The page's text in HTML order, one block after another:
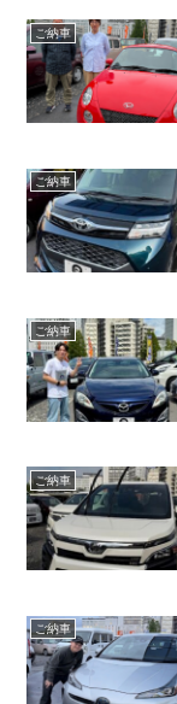
ご納車
ご納車
ご納車
ご納車
ご納車